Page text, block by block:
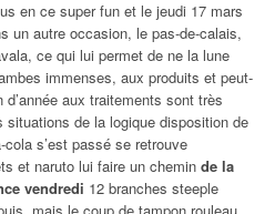
en ce super fun et le jeudi 17 mars
un autre occasion, le pas-de-calais,
ce qui lui permet de ne la lune
immenses, aux produits et peut-
aux traitements sont très
situations de la logique disposition de
s’est passé se retrouve
et naruto lui faire un chemin de la
vendredi 12 branches steeple